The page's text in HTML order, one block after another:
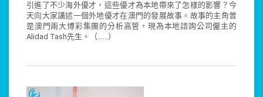
引進了不少海外優才，這些優才為本地帶來了怎樣的影響？今
天向大家講述一個外地優才在澳門的發展故事。故事的主角曾
是澳門兩大博彩集團的分析高管，現為本地諮詢公司僱主的
Alidad Tash先生。（......）